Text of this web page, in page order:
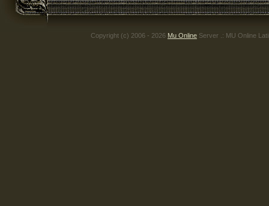
Copyright (c) 2006 - 2026 Mu Online Server .: MU Online